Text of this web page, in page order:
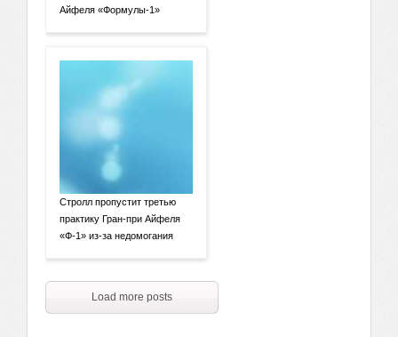
Айфеля «Формулы-1»
Стролл пропустит третью
практику Гран-при Айфеля
«Ф-1» из-за недомогания
Load more posts